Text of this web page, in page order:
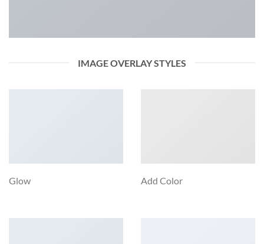
IMAGE OVERLAY STYLES
Glow Add Color